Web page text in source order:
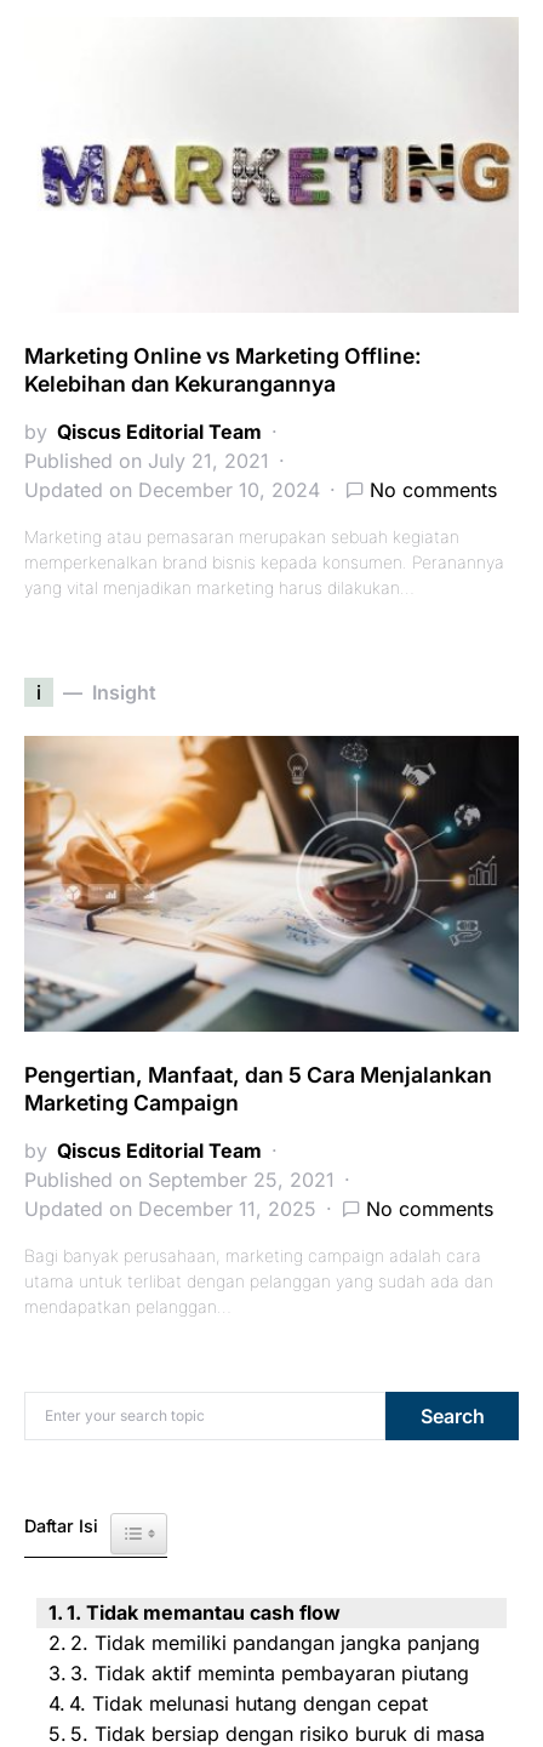
Marketing Online vs Marketing Offline:
Kelebihan dan Kekurangannya
by Qiscus Editorial Team
Published on July 21, 2021
Updated on December 10, 2024
No comments
Marketing atau pemasaran merupakan sebuah kegiatan
memperkenalkan brand bisnis kepada konsumen. Peranannya
yang vital menjadikan marketing harus dilakukan…
i Insight
Pengertian, Manfaat, dan 5 Cara Menjalankan
Marketing Campaign
by Qiscus Editorial Team
Published on September 25, 2021
Updated on December 11, 2025
No comments
Bagi banyak perusahaan, marketing campaign adalah cara
utama untuk terlibat dengan pelanggan yang sudah ada dan
mendapatkan pelanggan…
Search for: Search
Daftar Isi Toggle Table of Content
1. Tidak memantau cash flow
2. Tidak memiliki pandangan jangka panjang
3. Tidak aktif meminta pembayaran piutang
4. Tidak melunasi hutang dengan cepat
5. Tidak bersiap dengan risiko buruk di masa